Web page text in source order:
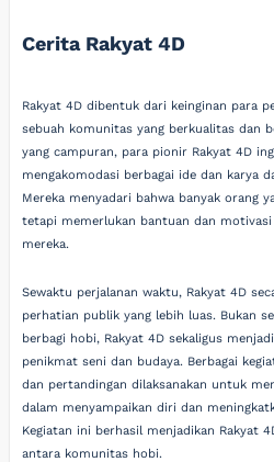
Cerita Rakyat 4D
Rakyat 4D dibentuk dari keinginan para
sebuah komunitas yang berkualitas dan
yang campuran, para pionir Rakyat 4D
mengakomodasi berbagai ide dan karya
Mereka menyadari bahwa banyak orang
tetapi memerlukan bantuan dan
mereka.
Sewaktu perjalanan waktu, Rakyat 4D
perhatian publik yang lebih luas. Bukan
berbagi hobi, Rakyat 4D sekaligus
penikmat seni dan budaya. Berbagai
dan pertandingan dilaksanakan untuk
dalam menyampaikan diri dan
Kegiatan ini berhasil menjadikan Rakyat
antara komunitas hobi.